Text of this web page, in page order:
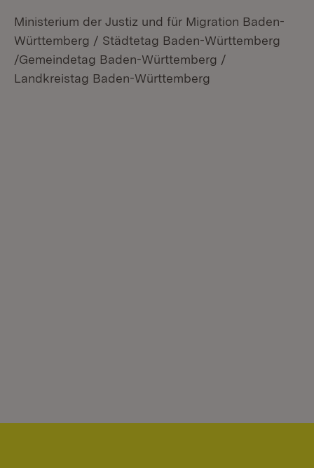
Ministerium der Justiz und für Migration Baden-
Württemberg / Städtetag Baden-Württemberg
/Gemeindetag Baden-Württemberg /
Landkreistag Baden-Württemberg